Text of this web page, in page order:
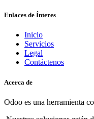
Enlaces de Ínteres
Inicio
Servicios
Legal
Contáctenos
Acerca de
Odoo es una herramienta